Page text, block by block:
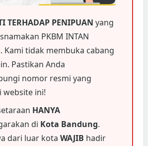
TERHADAP PENIPUAN yang
PKBM INTAN
Kami tidak membuka cabang
Pastikan Anda
nomor resmi yang
website ini!
HANYA
di Kota Bandung.
dari luar kota WAJIB hadir